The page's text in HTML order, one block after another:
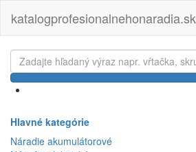
katalogprofesionalnehonaradia.sk
Hlavné kategórie
Náradie akumulátorové